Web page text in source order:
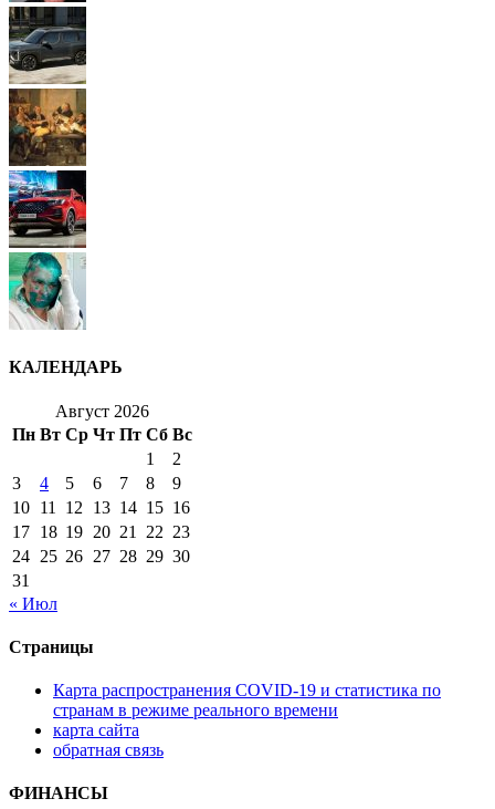
КАЛЕНДАРЬ
Август 2026
Пн Вт Ср Чт Пт Сб Вс
1
2
3
4 5 6 7 8
9
10 11 12 13 14 15 16
17 18 19 20 21 22 23
24 25 26 27 28 29 30
31
« Июл
Страницы
Карта распространения COVID-19 и статистика по
странам в режиме реального времени
карта сайта
обратная связь
ФИНАНСЫ